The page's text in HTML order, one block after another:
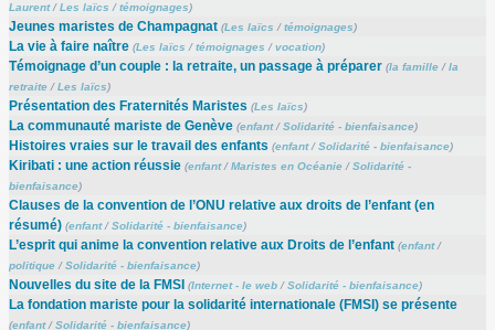
Laurent/Les laïcs /témoignages)
Jeunes maristes de Champagnat (Les laïcs /témoignages)
La vie à faire naître (Les laïcs /témoignages /vocation)
Témoignage d’un couple : la retraite, un passage à préparer (la famille/la
retraite/Les laïcs)
Présentation des Fraternités Maristes (Les laïcs)
La communauté mariste de Genève (enfant/Solidarité - bienfaisance)
Histoires vraies sur le travail des enfants (enfant/Solidarité - bienfaisance)
Kiribati : une action réussie (enfant/Maristes en Océanie/Solidarité -
bienfaisance)
Clauses de la convention de l’ONU relative aux droits de l’enfant (en
résumé) (enfant/Solidarité - bienfaisance)
L’esprit qui anime la convention relative aux Droits de l’enfant (enfant/
politique/Solidarité - bienfaisance)
Nouvelles du site de la FMSI (Internet - le web/Solidarité - bienfaisance)
La fondation mariste pour la solidarité internationale (FMSI) se présente
(enfant/Solidarité - bienfaisance)